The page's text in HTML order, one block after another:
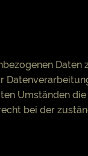
Daten
Umständen die
bei der